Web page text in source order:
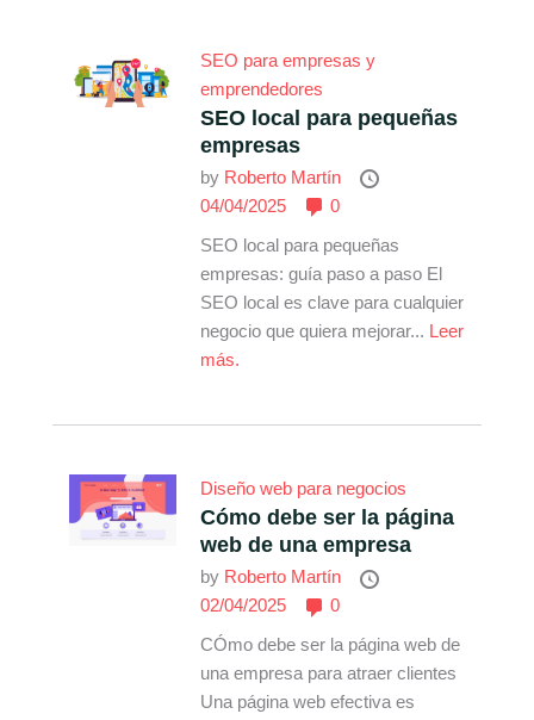
SEO para empresas y
emprendedores
SEO local para pequeñas
empresas
by Roberto Martín
04/04/2025
0
SEO local para pequeñas
empresas: guía paso a paso El
SEO local es clave para cualquier
negocio que quiera mejorar... Leer
más.
Diseño web para negocios
Cómo debe ser la página
web de una empresa
by Roberto Martín
02/04/2025
0
CÓmo debe ser la página web de
una empresa para atraer clientes
Una página web efectiva es